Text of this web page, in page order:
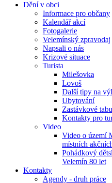
Dění v obci
Informace pro občany
Kalendář akcí
Fotogalerie
Velemínský zpravodaj
Napsali o nás
Krizové situace
Turista
Milešovka
Lovoš
Další tipy na
Ubytování
Zastávkové
Kontakty pro
Video
Video o území
místních
Pohádkový
Velemín 80 let
Kontakty
Agendy - druh práce